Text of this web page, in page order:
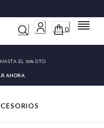
0 Menú
HASTA EL 50% DTO.
AHORA